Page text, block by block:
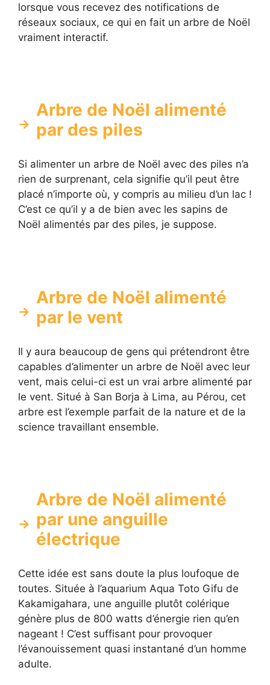
lorsque vous recevez des notifications de
réseaux sociaux, ce qui en fait un arbre de Noël
vraiment interactif.
Arbre de Noël alimenté
par des piles
Si alimenter un arbre de Noël avec des piles n’a
rien de surprenant, cela signifie qu’il peut être
placé n’importe où, y compris au milieu d’un lac !
C’est ce qu’il y a de bien avec les sapins de
Noël alimentés par des piles, je suppose.
Arbre de Noël alimenté
par le vent
Il y aura beaucoup de gens qui prétendront être
capables d’alimenter un arbre de Noël avec leur
vent, mais celui-ci est un vrai arbre alimenté par
le vent. Situé à San Borja à Lima, au Pérou, cet
arbre est l’exemple parfait de la nature et de la
science travaillant ensemble.
Arbre de Noël alimenté
par une anguille
électrique
Cette idée est sans doute la plus loufoque de
toutes. Située à l’aquarium Aqua Toto Gifu de
Kakamigahara, une anguille plutôt colérique
génère plus de 800 watts d’énergie rien qu’en
nageant ! C’est suffisant pour provoquer
l’évanouissement quasi instantané d’un homme
adulte.